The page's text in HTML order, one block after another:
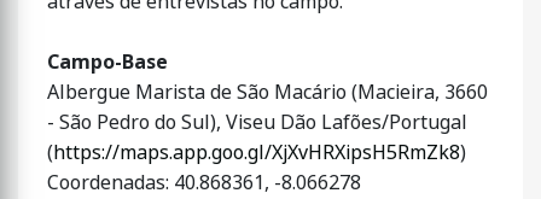
Campo-Base
Albergue Marista de São Macário (Macieira, 3660
- São Pedro do Sul), Viseu Dão Lafões/Portugal
(https://maps.app.goo.gl/XjXvHRXipsH5RmZk8)
Coordenadas: 40.868361, -8.066278